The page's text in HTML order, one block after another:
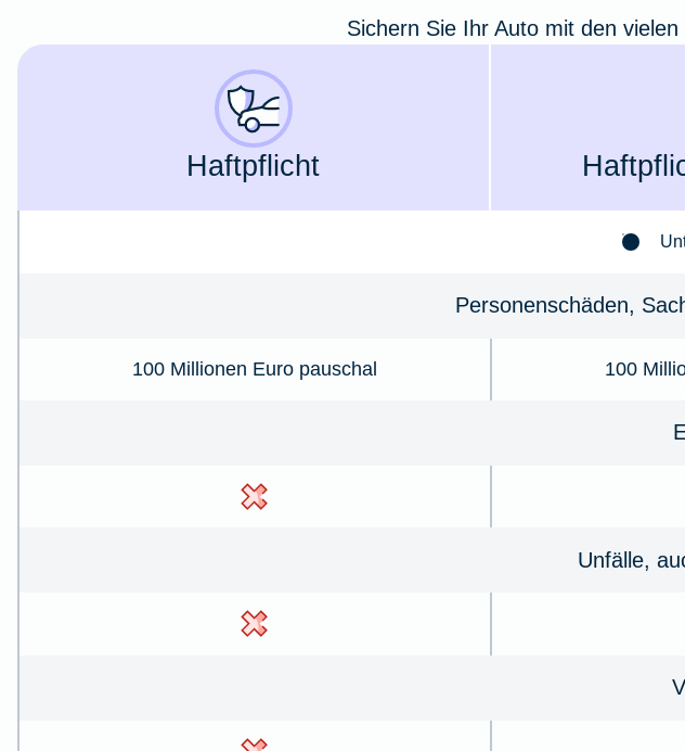
Sichern Sie Ihr Auto mit den
Haft­pflicht
Per­sonenschäden,
100 Millionen Euro pauschal 100
Un­fälle,